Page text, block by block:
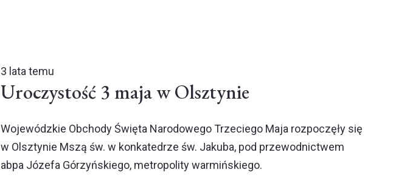
3 lata temu
Uroczystość 3 maja w Olsztynie
Wojewódzkie Obchody Święta Narodowego Trzeciego Maja rozpoczęły się
w Olsztynie Mszą św. w konkatedrze św. Jakuba, pod przewodnictwem
abpa Józefa Górzyńskiego, metropolity warmińskiego.